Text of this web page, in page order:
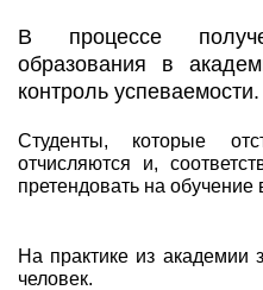
В процессе
образования в
контроль успеваемости.
Студенты, которые
отчисляются и,
претендовать на
На практике из академии
человек.